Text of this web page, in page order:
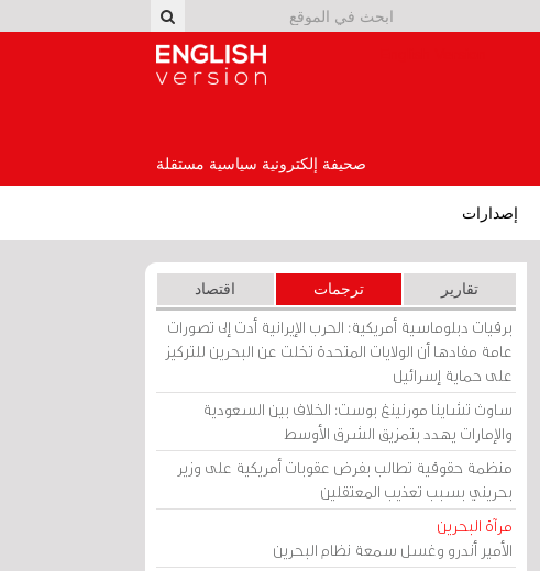
صحيفة إلكترونية سياسية مستقلة
إصدارات
تقارير ترجمات اقتصاد
برقيات دبلوماسية أمريكية: الحرب الإيرانية أدت إلى تصورات
عامة مفادها أن الولايات المتحدة تخلت عن البحرين للتركيز
على حماية إسرائيل
ساوث تشاينا مورنينغ بوست: الخلاف بين السعودية
والإمارات يهدد بتمزيق الشرق الأوسط
منظمة حقوقية تطالب بفرض عقوبات أمريكية على وزير
بحريني بسبب تعذيب المعتقلين
مرآة البحرين
الأمير أندرو وغسل سمعة نظام البحرين